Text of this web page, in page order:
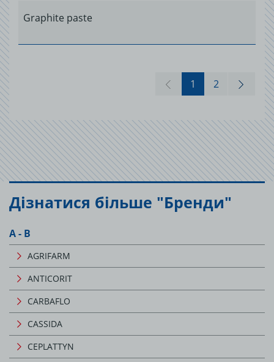
Graphite paste
1 2
Дізнатися більше "Бренди"
А - В
AGRIFARM
ANTICORIT
CARBAFLO
CASSIDA
CEPLATTYN